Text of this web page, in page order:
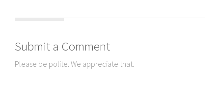
Submit a Comment
Please be polite. We appreciate that.